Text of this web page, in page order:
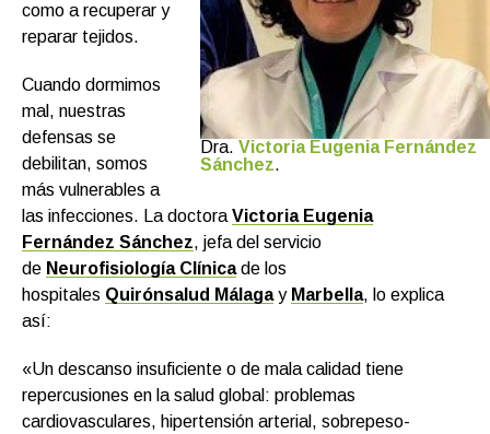
Dra. Victoria Eugenia Fernández
Sánchez.
como a recuperar y
reparar tejidos.
Cuando dormimos
mal, nuestras
defensas se
debilitan, somos
más vulnerables a
las infecciones. La doctora Victoria Eugenia
Fernández Sánchez, jefa del servicio
de Neurofisiología Clínicade los
hospitales Quirónsalud Málagay Marbella, lo explica
así:
«Un descanso insuficiente o de mala calidad tiene
repercusiones en la salud global: problemas
cardiovasculares, hipertensión arterial, sobrepeso-